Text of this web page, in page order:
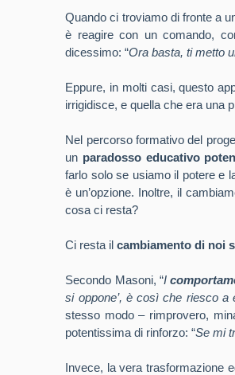
Quando ci troviamo di fronte a
è reagire con un comando,
dicessimo: “Ora basta, ti metto
Eppure, in molti casi, questo
irrigidisce, e quella che era una
Nel percorso formativo del
un paradosso educativo
farlo solo se usiamo il potere e
è un’opzione. Inoltre, il
cosa ci resta?
Ci resta ilcambiamento di noi
Secondo Masoni, “I
si oppone’, è così che riesco a
stesso modo – rimprovero,
potentissima di rinforzo: “Se mi
Invece, la vera trasformazione